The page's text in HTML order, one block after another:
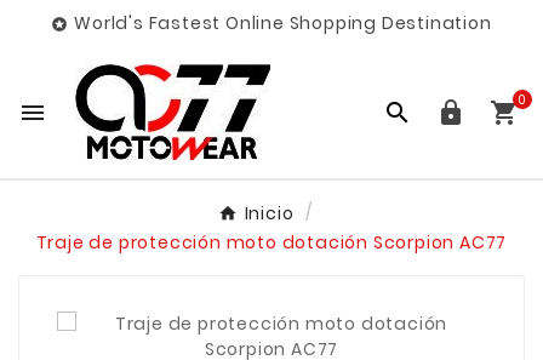
 World's Fastest Online Shopping Destination
   0
Inicio
Traje de protección moto dotación Scorpion AC77